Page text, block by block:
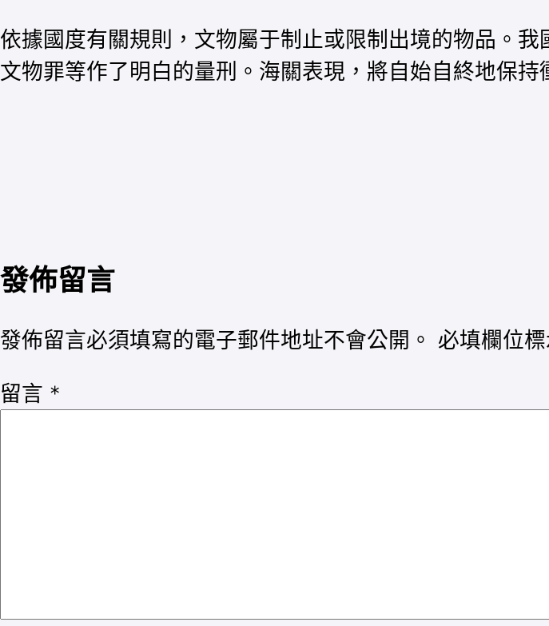
依據國度有關規則，文物屬于制止或限制出境的物品。
文物罪等作了明白的量刑。海關表現，將自始自終地保
發佈留言
發佈留言必須填寫的電子郵件地址不會公開。 必填欄位
留言 *